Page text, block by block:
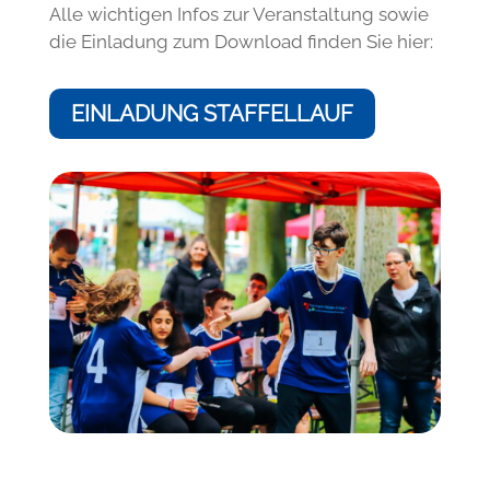
Alle wichtigen Infos zur Veranstaltung sowie
die Einladung zum Download finden Sie hier:
EINLADUNG STAFFELLAUF